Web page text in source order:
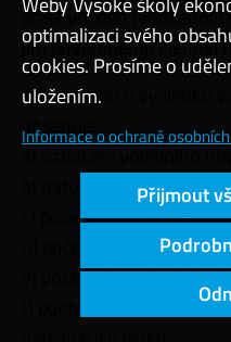
pracovní den
jím pověřenému členovi
(6) Protokol o výsledku
obsahuje:
a) označení volebního
b) datum, čas a místo
c) počet voličů
d) počet vydaných
e) počet odevzdaných
f) počty odevzdaných
optimalizaci svého
cookies. Prosíme o
uložením.
Informace o ochraně
Přijmout